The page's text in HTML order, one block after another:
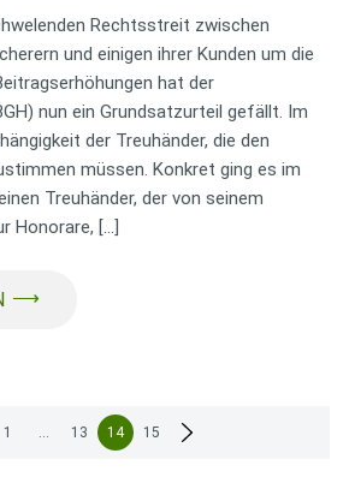
Rechtsstreit zwischen
und einigen ihrer Kunden um die
hat der
nun ein Grundsatzurteil gefällt. Im
der Treuhänder, die den
müssen. Konkret ging es im
Treuhänder, der von seinem
Honorare, […]
⟶
1 … 13 14 15